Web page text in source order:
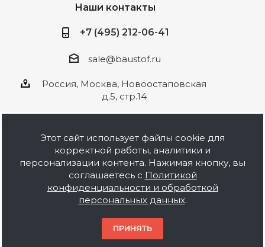
Наши контакты
+7 (495) 212-06-41
sale@baustof.ru
Россия, Москва, Новоостаповская
д.5, стр.14
2026 © ООО Баустов. Собственное
производство лакокрасочной продукции,
оптовая и розничная продажа строительных
материалов, комплектация объектов под ключ.
Информация на сайте носит ознакомительный
характер и не является публичной офертой.
Этот сайт использует файлы cookie для
корректной работы, аналитики и
персонализации контента. Нажимая кнопку, вы
соглашаетесь с Политикой
конфиденциальности и обработкой
персональных данных.
ПРИНЯТЬ